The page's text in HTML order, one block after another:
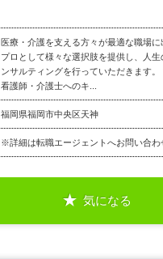
医療・介護を支える方々が最適な職場
プロとして様々な選択肢を提供し、人
ンサルティングを行っていただきます
看護師・介護士へのキ...
福岡県福岡市中央区天神
※詳細は転職エージェントへお問い合わ
気になる